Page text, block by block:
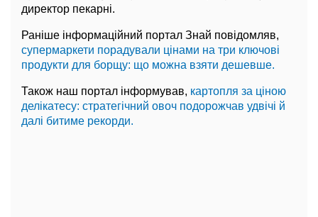
директор пекарні.
Раніше інформаційний портал Знай повідомляв,
супермаркети порадували цінами на три ключові
продукти для борщу: що можна взяти дешевше.
Також наш портал інформував, картопля за ціною
делікатесу: стратегічний овоч подорожчав удвічі й
далі битиме рекорди.